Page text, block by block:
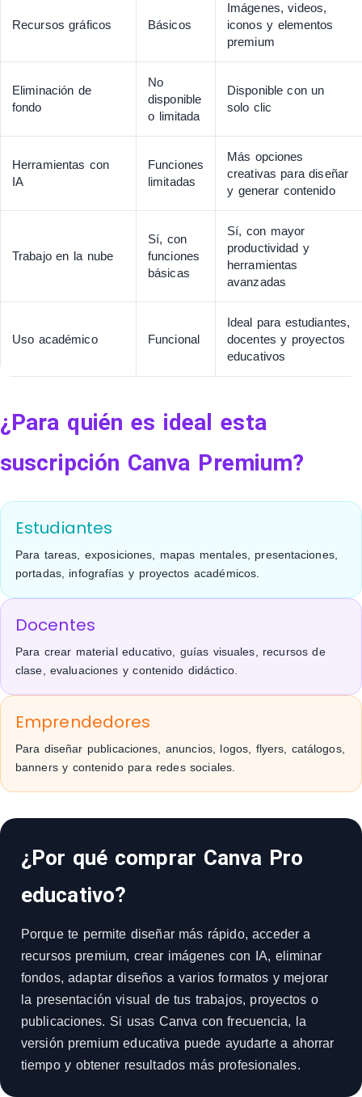
Recursos gráficos Básicos
Imágenes, videos,
iconos y elementos
premium
Eliminación de
fondo
No
disponible
o limitada
Disponible con un
solo clic
Herramientas con
IA
Funciones
limitadas
Más opciones
creativas para diseñar
y generar contenido
Trabajo en la nube
Sí, con
funciones
básicas
Sí, con mayor
productividad y
herramientas
avanzadas
Uso académico Funcional
Ideal para estudiantes,
docentes y proyectos
educativos
¿Para quién es ideal esta
suscripción Canva Premium?
Estudiantes
Para tareas, exposiciones, mapas mentales, presentaciones,
portadas, infografías y proyectos académicos.
Docentes
Para crear material educativo, guías visuales, recursos de
clase, evaluaciones y contenido didáctico.
Emprendedores
Para diseñar publicaciones, anuncios, logos, flyers, catálogos,
banners y contenido para redes sociales.
¿Por qué comprar Canva Pro
educativo?
Porque te permite diseñar más rápido, acceder a
recursos premium, crear imágenes con IA, eliminar
fondos, adaptar diseños a varios formatos y mejorar
la presentación visual de tus trabajos, proyectos o
publicaciones. Si usas Canva con frecuencia, la
versión premium educativa puede ayudarte a ahorrar
tiempo y obtener resultados más profesionales.